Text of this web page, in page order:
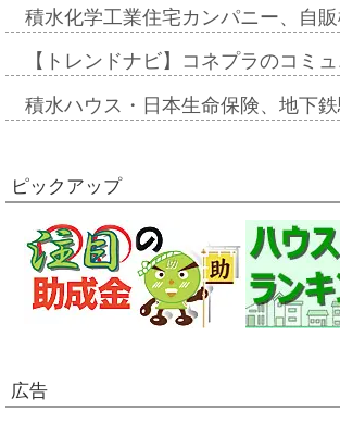
積水化学工業住宅カンパニー、自
【トレンドナビ】コネプラのコミ
積水ハウス・日本生命保険、地下
ピックアップ
広告